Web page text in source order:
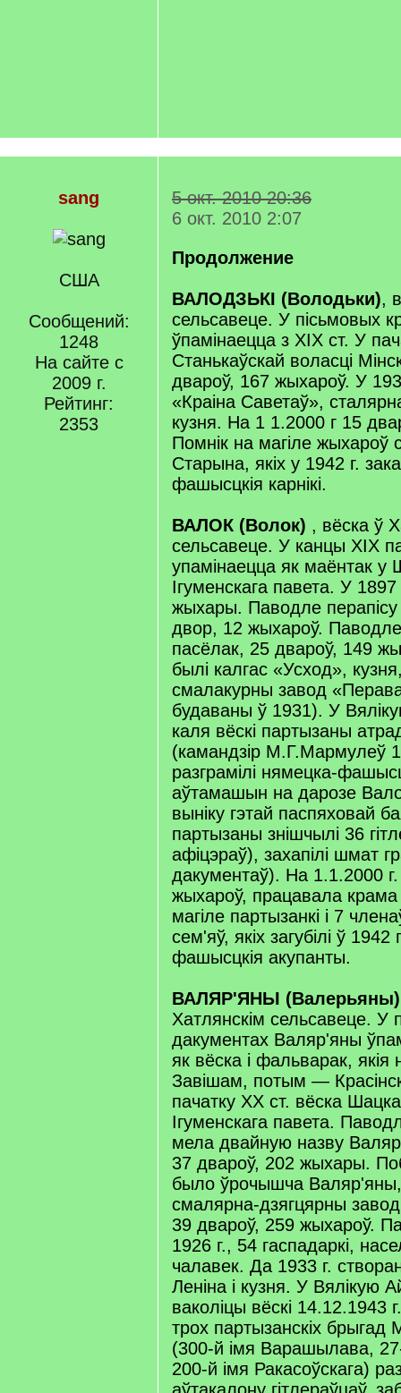
sang
США
Сообщений:
1248
На сайте с
2009 г.
Рейтинг:
2353
5 окт. 2010 20:36
6 окт. 2010 2:07
Продолжение
ВАЛОДЗЬКІ (Володьки),
сельсавеце. У пісьмовых
ўпамінаецца з XIX ст. У
Станькаўскай воласці
двароў, 167 жыхароў. У
«Краіна Саветаў»,
кузня. На 1 1.2000 г 15
Помнік на магіле жыхароў
Старына, якіх у 1942 г.
фашысцкія карнікі.
ВАЛОК (Волок) , вёска ў
сельсавеце. У канцы XIX
упамінаецца як маёнтак у
Ігуменскага павета. У 1897
жыхары. Паводле перапісу
двор, 12 жыхароў. Паводле
пасёлак, 25 двароў, 149
былі калгас «Усход»,
смалакурны завод
будаваны ў 1931). У
каля вёскі партызаны
(камандзір М.Г.Мармулеў
разграмілі нямецка-
аўтамашын на дарозе
выніку гэтай паспяховай
партызаны знішчылі 36
афіцэраў), захапілі шмат
дакументаў). На 1.1.2000
жыхароў, працавала
магіле партызанкі і 7
сем'яў, якіх загубілі ў
фашысцкія акупанты.
ВАЛЯР'ЯНЫ (Валерьяны)
Хатлянскім сельсавеце. У
дакументах Валяр'яны
як вёска і фальварак, якія
Завішам, потым —
пачатку XX ст. вёска
Ігуменскага павета.
мела двайную назву
37 двароў, 202 жыхары.
было ўрочышча
смалярна-дзягцярны
39 двароў, 259 жыхароў.
1926 г., 54 гаспадаркі,
чалавек. Да 1933 г.
Леніна і кузня. У Вялікую
ваколіцы вёскі 14.12.1943
трох партызанскіх брыгад
(300-й імя Варашылава,
200-й імя Ракасоўскага)